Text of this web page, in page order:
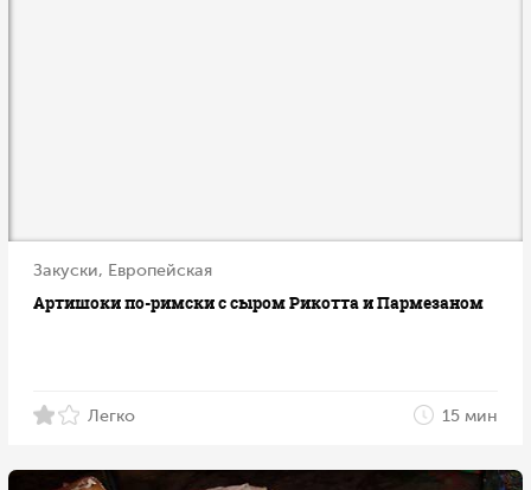
Закуски, Европейская
Артишоки по-римски с сыром Рикотта и Пармезаном
Легко 15 мин